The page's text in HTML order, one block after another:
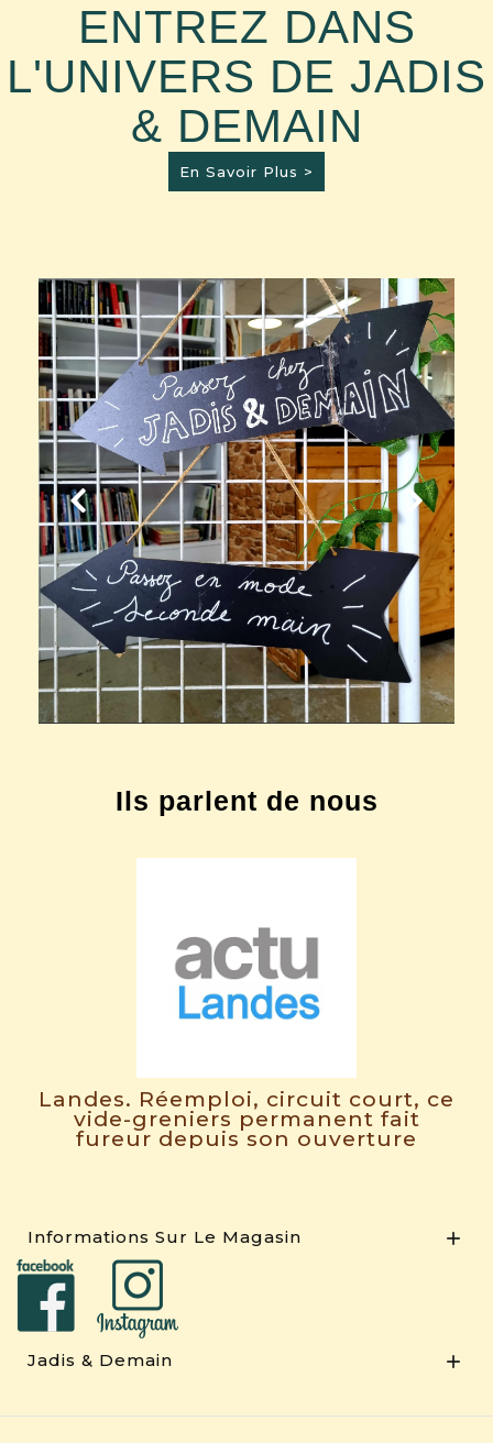
ENTREZ DANS
L'UNIVERS DE JADIS
& DEMAIN
En Savoir Plus >
Ils parlent de nous
Landes. Réemploi, circuit court, ce
vide-greniers permanent fait
fureur depuis son ouverture
Informations Sur Le Magasin 
Jadis & Demain 